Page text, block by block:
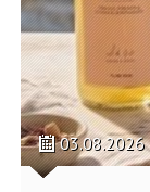
03.08.2026